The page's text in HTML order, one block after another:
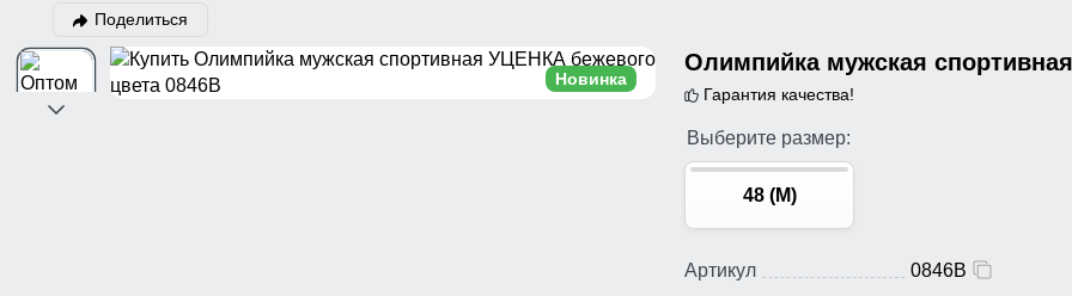
Поделиться
Новинка
Гарантия качества!
Выберите размер:
48 (M)
Артикул
0846B